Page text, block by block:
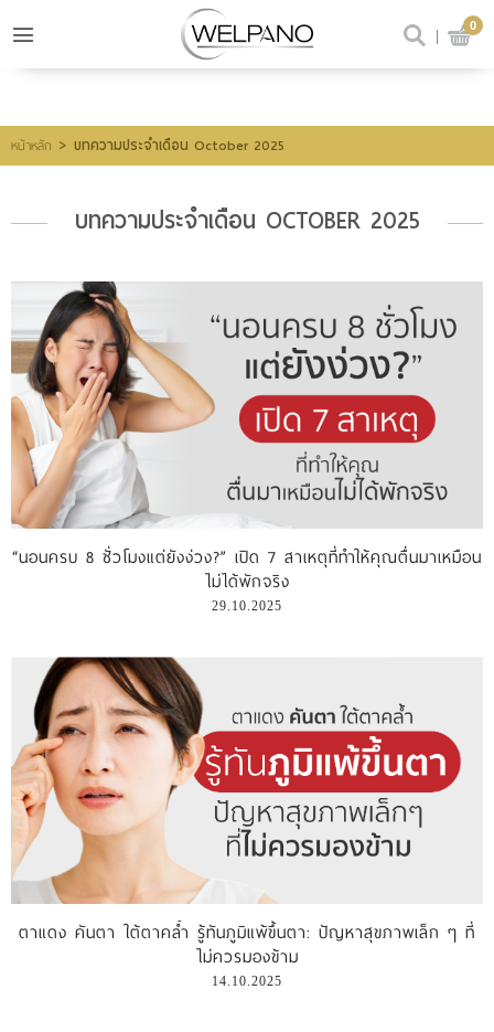
สินค้าที่สนใจ (0)
@welpano
สินค้า
ขั้นตอนการสั่งซื้อ
โปรโมชั่น
รีวิวผู้ใช้จริง
ติดต่อเรา
0
หน้าหลัก > บทความประจำเดือน October 2025
บทความประจำเดือน OCTOBER 2025
“นอนครบ 8 ชั่วโมงแต่ยังง่วง?” เปิด 7 สาเหตุที่ทำให้คุณตื่นมาเหมือน
ไม่ได้พักจริง
29.10.2025
ตาแดง คันตา ใต้ตาคล้ำ รู้ทันภูมิแพ้ขึ้นตา: ปัญหาสุขภาพเล็ก ๆ ที่
ไม่ควรมองข้าม
14.10.2025